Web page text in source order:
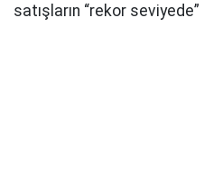
satışların “rekor